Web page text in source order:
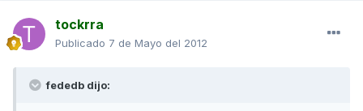
tockrra
Publicado 7 de Mayo del 2012
fededb dijo: